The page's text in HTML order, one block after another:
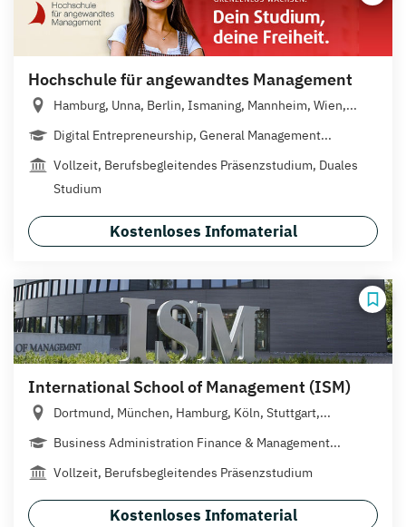
Hochschule für angewandtes Management
Hamburg, Unna, Berlin, Ismaning, Mannheim, Wien,...
Digital Entrepreneurship, General Management...
Vollzeit, Berufsbegleitendes Präsenzstudium, Duales
Studium
Kostenloses Infomaterial
International School of Management (ISM)
Dortmund, München, Hamburg, Köln, Stuttgart,...
Business Administration Finance & Management...
Vollzeit, Berufsbegleitendes Präsenzstudium
Kostenloses Infomaterial